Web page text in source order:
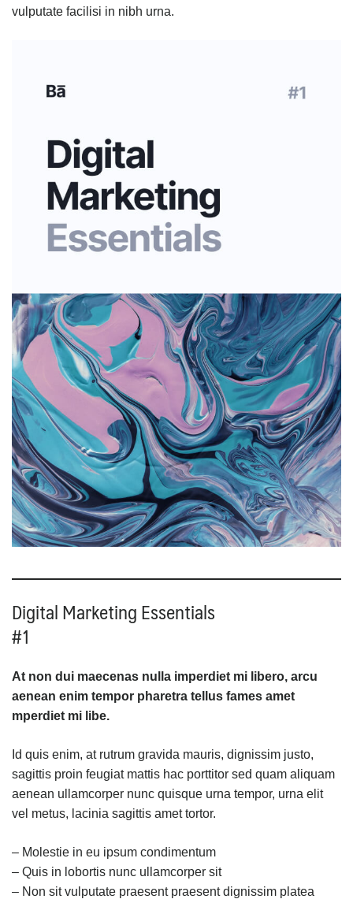
vulputate facilisi in nibh urna.
Digital Marketing Essentials
#1
At non dui maecenas nulla imperdiet mi libero, arcu
aenean enim tempor pharetra tellus fames amet
mperdiet mi libe.
Id quis enim, at rutrum gravida mauris, dignissim justo,
sagittis proin feugiat mattis hac porttitor sed quam aliquam
aenean ullamcorper nunc quisque urna tempor, urna elit
vel metus, lacinia sagittis amet tortor.
– Molestie in eu ipsum condimentum
– Quis in lobortis nunc ullamcorper sit
– Non sit vulputate praesent praesent dignissim platea